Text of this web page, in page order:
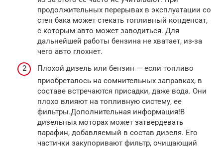
продолжительных перерывах в эксплуатации со
стен бака может стекать топливный конденсат,
с которым авто может заводиться. Для
дальнейшей работы бензина не хватает, из-за
чего авто глохнет.
Плохой дизель или бензин — если топливо
приобреталось на сомнительных заправках, в
составе встречаются присадки, даже вода. Они
плохо влияют на топливную систему, ее
фильтры.Дополнительная информация!В
дизельных моторах может затвердевать
парафин, добавляемый в состав дизеля. Его
частички закупоривают фильтр, очищающий